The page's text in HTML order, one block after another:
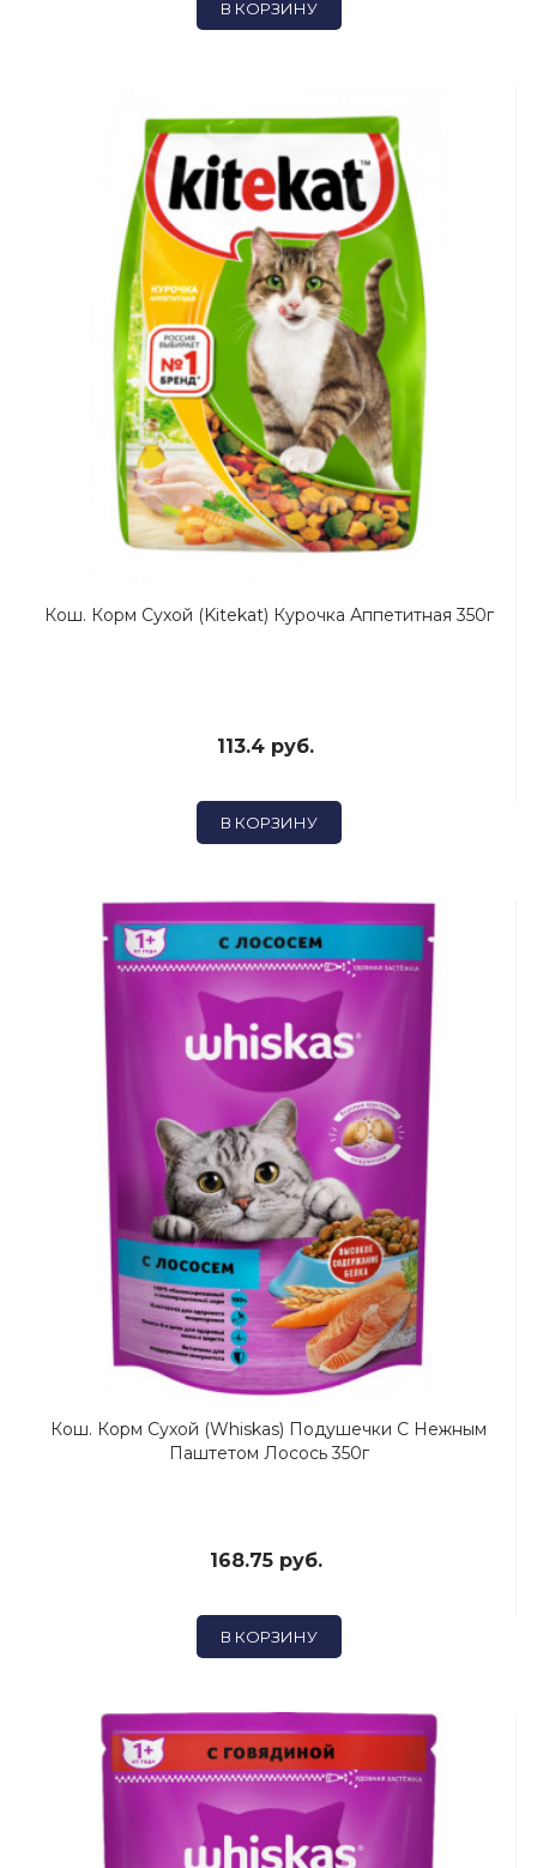
В КОРЗИНУ
Кош. Корм Сухой (Kitekat) Курочка Аппетитная 350г
113.4 руб.
В КОРЗИНУ
Кош. Корм Сухой (Whiskas) Подушечки С Нежным
Паштетом Лосось 350г
168.75 руб.
В КОРЗИНУ